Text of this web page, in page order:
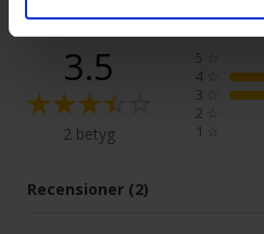
Recensioner
3.5
2 betyg
5
4
3
2
1
Recensioner (2)